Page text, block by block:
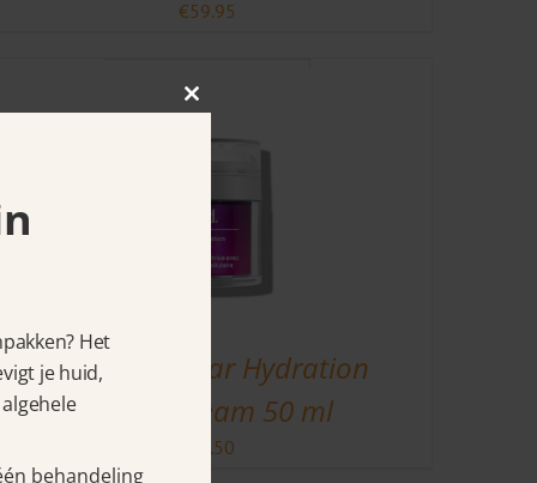
€59.95
Murad Cellular Hydration
Repair Cream 50 ml
67.50
module
Het
je huid,
behandeling